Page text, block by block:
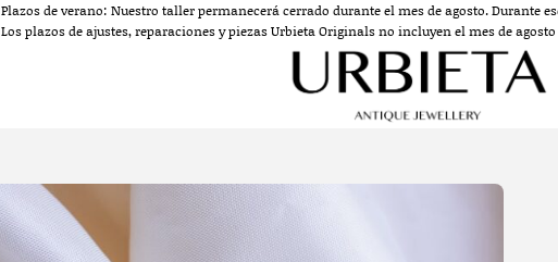
Plazos de verano: Nuestro taller permanecerá cerrado durante el mes de agosto. Durante
Los plazos de ajustes, reparaciones y piezas Urbieta Originals no incluyen el mes de